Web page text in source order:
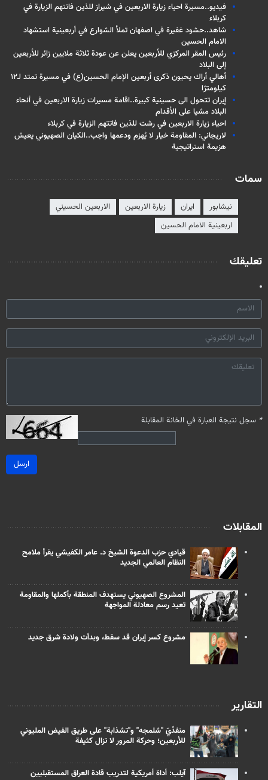
فيديو..مسيرة احياء زيارة الاربعين في شيراز للذين فاتتهم الزيارة في
كربلاء
شاهد..حشود غفيرة في اصفهان تملأ الشوارع في أربعينية استشهاد
الامام الحسين
رئيس المقر المركزي للأربعين يعلن عن عودة ثلاثة ملايين زائر للأربعين
إلى البلاد
أهالي أراك يحيون ذكرى أربعين الإمام الحسين(ع) في مسيرة تمتد لـ١٢
كيلومترًا
إيران تتحول الى حسينية كبيرة..اقامة مسيرات زيارة الاربعين في أنحاء
البلاد مشيا على الأقدام
احياء زيارة الاربعين في رشت للذين فاتتهم الزيارة في كربلاء
لاريجاني: المقاومة خيار لا يُهزم ودعمها واجب..الكيان الصهیوني يعيش
هزيمة استراتيجية
سمات
نيشابور ايران زيارة الاربعين
الاربعين الحسيني
اربعينية الامام الحسين
تعليقك
* سجل نتيجة العبارة في الخانة المقابلة
ارسل
المقابلات
قيادي حزب الدعوة الشيخ د. عامر الكفيشي يقرأ ملامح
النظام العالمي الجديد
المشروع الصهيوني يستهدف المنطقة بأكملها والمقاومة
تعيد رسم معادلة المواجهة
مشروع كسر إيران قد سقط، وبدأت ولادة شرق جديد
التقارير
منفذَيّ "شلمجه" و"تشذابة" على طريق الفيض المليوني
للأربعين؛ وحركة المرور لا تزال كثيفة
آيلب: أداة أمريكية لتدريب قادة العراق المستقبليين